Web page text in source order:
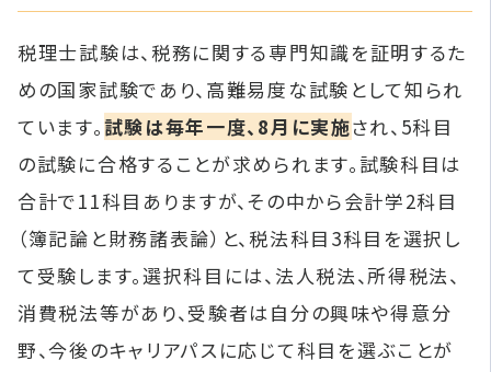
税理士試験は、税務に関する専門知識を証明するた
めの国家試験であり、高難易度な試験として知られ
ています。試験は毎年一度、8月に実施され、5科目
の試験に合格することが求められます。試験科目は
合計で11科目ありますが、その中から会計学2科目
（簿記論と財務諸表論）と、税法科目3科目を選択し
て受験します。選択科目には、法人税法、所得税法、
消費税法等があり、受験者は自分の興味や得意分
野、今後のキャリアパスに応じて科目を選ぶことが